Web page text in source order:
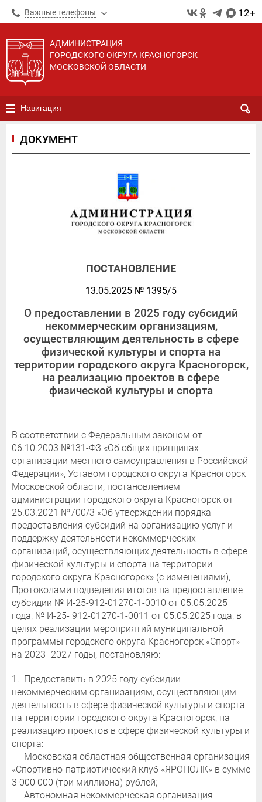
Важные телефоны 12+
АДМИНИСТРАЦИЯ
ГОРОДСКОГО ОКРУГА КРАСНОГОРСК
МОСКОВСКОЙ ОБЛАСТИ
Навигация
ДОКУМЕНТ
ПОСТАНОВЛЕНИЕ
13.05.2025 № 1395/5
О предоставлении в 2025 году субсидий
некоммерческим организациям,
осуществляющим деятельность в сфере
физической культуры и спорта на
территории городского округа Красногорск,
на реализацию проектов в сфере
физической культуры и спорта
В соответствии с Федеральным законом от
06.10.2003 №131-Ф3 «Об общих принципах
организации местного самоуправления в Российской
Федерации», Уставом городского округа Красногорск
Московской области, постановлением
администрации городского округа Красногорск от
25.03.2021 №700/3 «Об утверждении порядка
предоставления субсидий на организацию услуг и
поддержку деятельности некоммерческих
организаций, осуществляющих деятельность в сфере
физической культуры и спорта на территории
городского округа Красногорск» (с изменениями),
Протоколами подведения итогов на предоставление
субсидии № И-25-912-01270-1-0010 от 05.05.2025
года, № И-25- 912-01270-1-0011 от 05.05.2025 года, в
целях реализации мероприятий муниципальной
программы городского округа Красногорск «Спорт»
на 2023- 2027 годы, постановляю:
1. Предоставить в 2025 году субсидии
некоммерческим организациям, осуществляющим
деятельность в сфере физической культуры и спорта
на территории городского округа Красногорск, на
реализацию проектов в сфере физической культуры и
спорта:
- Московская областная общественная организация
«Спортивно-патриотический клуб «ЯРОПОЛК» в сумме
3 000 000 (три миллиона) рублей;
- Автономная некоммерческая организация